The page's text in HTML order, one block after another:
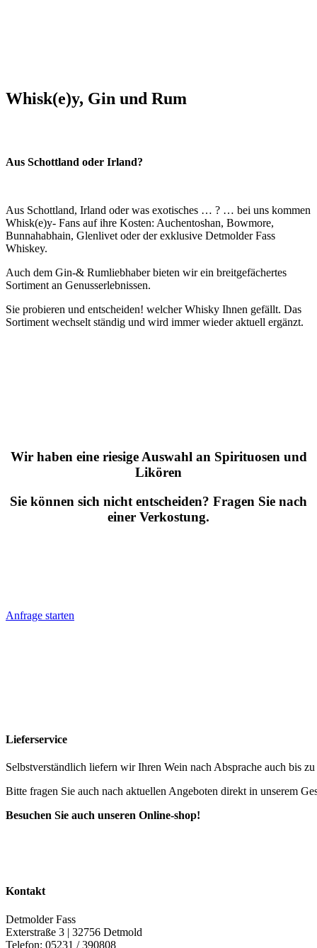
Whisk(e)y, Gin und Rum
Aus Schottland oder Irland?
Aus Schottland, Irland oder was exotisches … ? … bei uns kommen
Whisk(e)y- Fans auf ihre Kosten: Auchentoshan, Bowmore,
Bunnahabhain, Glenlivet oder der exklusive Detmolder Fass
Whiskey.
Auch dem Gin-& Rumliebhaber bieten wir ein breitgefächertes
Sortiment an Genusserlebnissen.
Sie probieren und entscheiden! welcher Whisky Ihnen gefällt. Das
Sortiment wechselt ständig und wird immer wieder aktuell ergänzt.
Wir haben eine riesige Auswahl an Spirituosen und
Likören
Sie können sich nicht entscheiden? Fragen Sie nach
einer Verkostung.
Anfrage starten
Lieferservice
Selbstverständlich liefern wir Ihren Wein nach Absprache auch bis
Bitte fragen Sie auch nach aktuellen Angeboten direkt in unserem
Besuchen Sie auch unseren Online-shop!
Kontakt
Detmolder Fass
Exterstraße 3 | 32756 Detmold
Telefon: 05231 / 390808